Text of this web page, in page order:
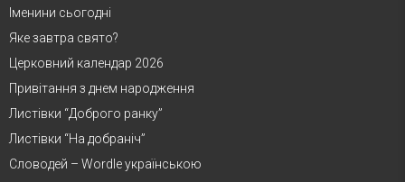
Іменини сьогодні
Яке завтра свято?
Церковний календар 2026
Привітання з днем народження
Листівки “Доброго ранку”
Листівки “На добраніч”
Словодей – Wordle українською